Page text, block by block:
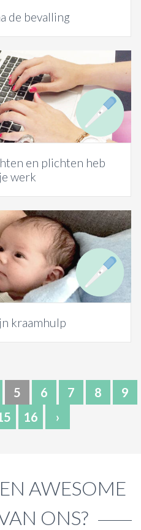
de bevalling
en plichten heb
werk
kraamhulp
5 6 7 8
9
16 ›
AWESOME
ONS?